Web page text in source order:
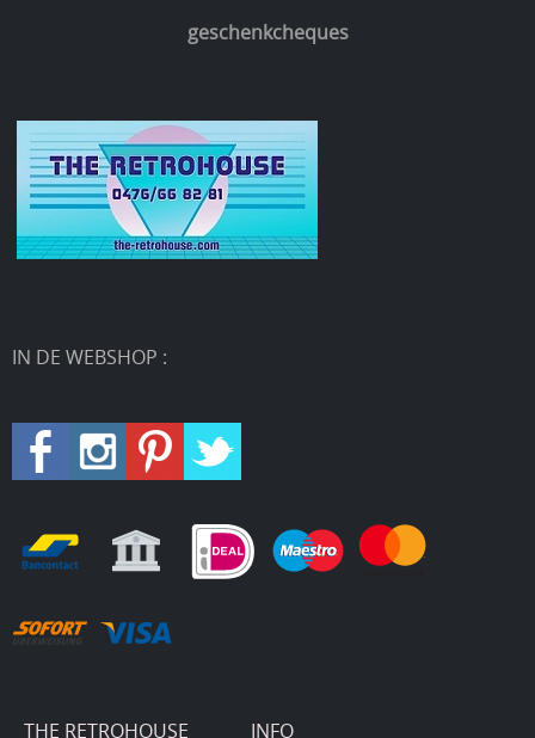
geschenkcheques
IN DE WEBSHOP :
THE RETROHOUSE INFO